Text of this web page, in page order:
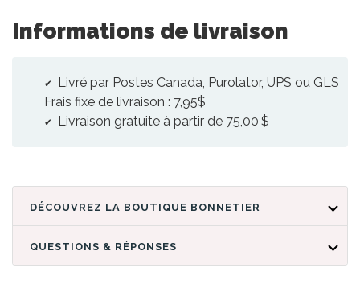
Informations de livraison
Livré par Postes Canada, Purolator, UPS ou GLS
Frais fixe de livraison : 7,95$
Livraison gratuite à partir de 75,00 $
DÉCOUVREZ LA BOUTIQUE BONNETIER
QUESTIONS & RÉPONSES